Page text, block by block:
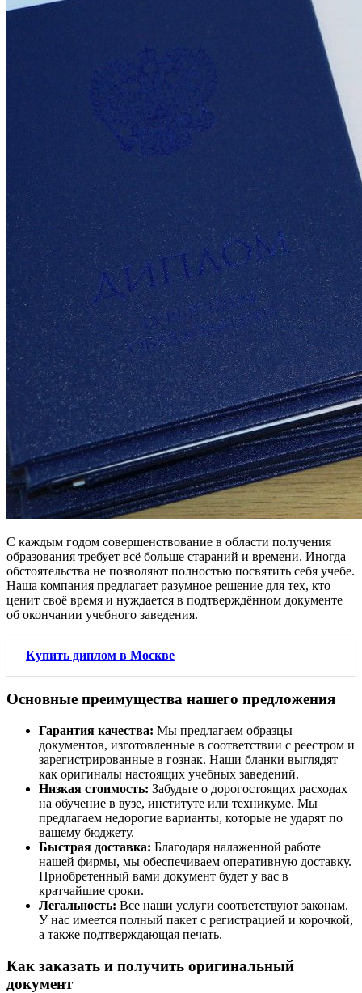
С каждым годом совершенствование в области получения
образования требует всё больше стараний и времени. Иногда
обстоятельства не позволяют полностью посвятить себя учебе.
Наша компания предлагает разумное решение для тех, кто
ценит своё время и нуждается в подтверждённом документе
об окончании учебного заведения.
Купить диплом в Москве
Основные преимущества нашего предложения
Гарантия качества: Мы предлагаем образцы
документов, изготовленные в соответствии с реестром и
зарегистрированные в гознак. Наши бланки выглядят
как оригиналы настоящих учебных заведений.
Низкая стоимость: Забудьте о дорогостоящих расходах
на обучение в вузе, институте или техникуме. Мы
предлагаем недорогие варианты, которые не ударят по
вашему бюджету.
Быстрая доставка: Благодаря налаженной работе
нашей фирмы, мы обеспечиваем оперативную доставку.
Приобретенный вами документ будет у вас в
кратчайшие сроки.
Легальность: Все наши услуги соответствуют законам.
У нас имеется полный пакет с регистрацией и корочкой,
а также подтверждающая печать.
Как заказать и получить оригинальный
документ